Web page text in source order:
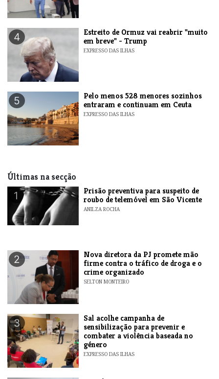
4
Estreito de Ormuz vai reabrir "muito
em breve" - Trump
EXPRESSO DAS ILHAS
5
Pelo menos 528 menores sozinhos
entraram e continuam em Ceuta
EXPRESSO DAS ILHAS
Últimas na secção
1
Prisão preventiva para suspeito de
roubo de telemóvel em São Vicente
ANILZA ROCHA
2
Nova diretora da PJ promete mão
firme contra o tráfico de droga e o
crime organizado
SELTON MONTEIRO
3
Sal acolhe campanha de
sensibilização para prevenir e
combater a violência baseada no
género
EXPRESSO DAS ILHAS